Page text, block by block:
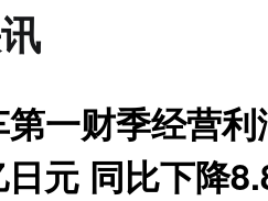
一财季经营利
元 同比下降